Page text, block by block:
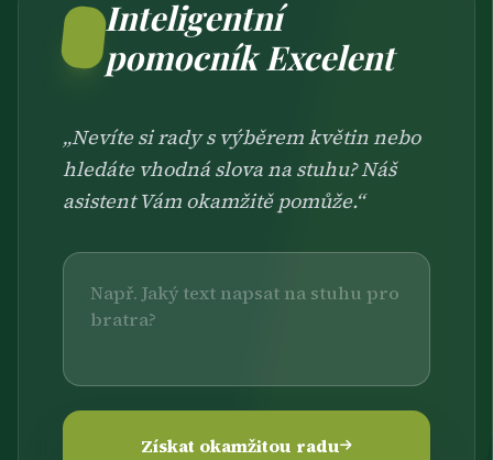
Inteligentní
pomocník Excelent
„Nevíte si rady s výběrem květin nebo
hledáte vhodná slova na stuhu? Náš
asistent Vám okamžitě pomůže.“
Získat okamžitou radu